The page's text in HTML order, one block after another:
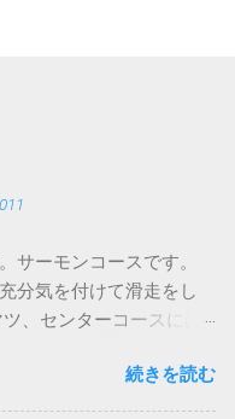
サーモンコースです。
分気を付けて滑走をし
、センターコースには
が地形に合わせて滑らか
げでドンという振動が
続きを読む